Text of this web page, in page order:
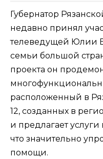
Губернатор
недавно принял
телеведущей Юлии
семьи большой
проекта он
расположенный в
12, созданных в
и предлагает
что значительно
помощи.